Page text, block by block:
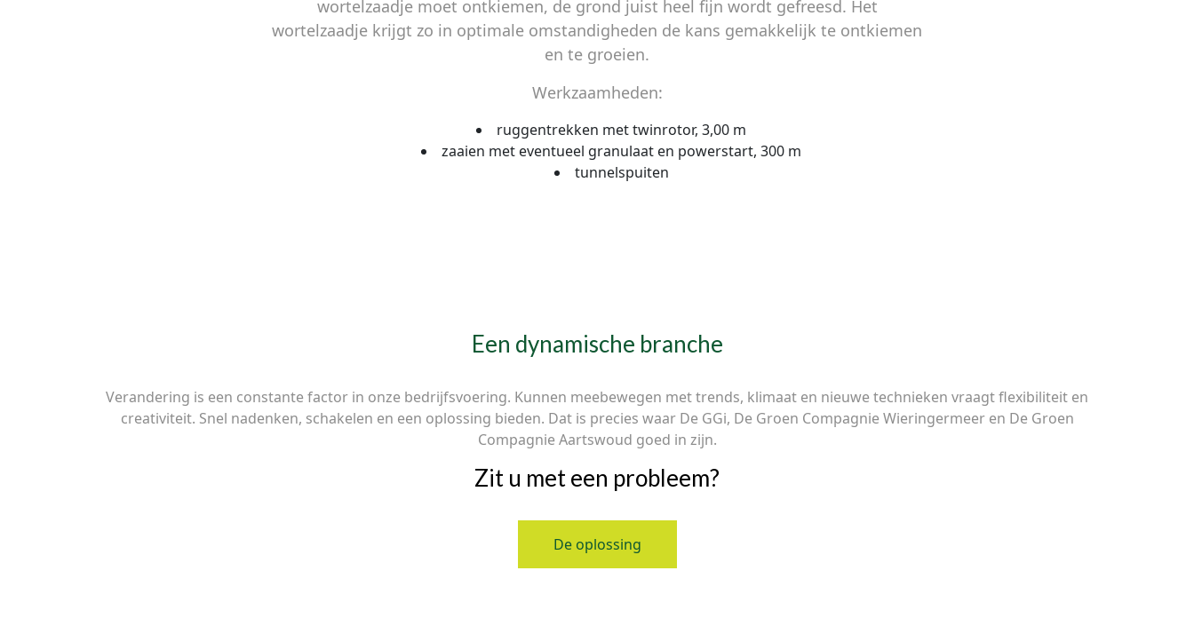
wortelzaadje moet ontkiemen, de grond juist heel fijn wordt gefreesd. Het
wortelzaadje krijgt zo in optimale omstandigheden de kans gemakkelijk te ontkiemen
en te groeien.
Werkzaamheden:
ruggentrekken met twinrotor, 3,00 m
zaaien met eventueel granulaat en powerstart, 300 m
tunnelspuiten
Een dynamische branche
Verandering is een constante factor in onze bedrijfsvoering. Kunnen meebewegen met trends, klimaat en nieuwe technieken vraagt flexibiliteit en
creativiteit. Snel nadenken, schakelen en een oplossing bieden. Dat is precies waar De GGi, De Groen Compagnie Wieringermeer en De Groen
Compagnie Aartswoud goed in zijn.
Zit u met een probleem?
De oplossing